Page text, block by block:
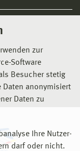
zur
Software
Besucher stetig
Daten anonymisiert
Daten zu
Ihre Nutzer-
darf oder nicht.